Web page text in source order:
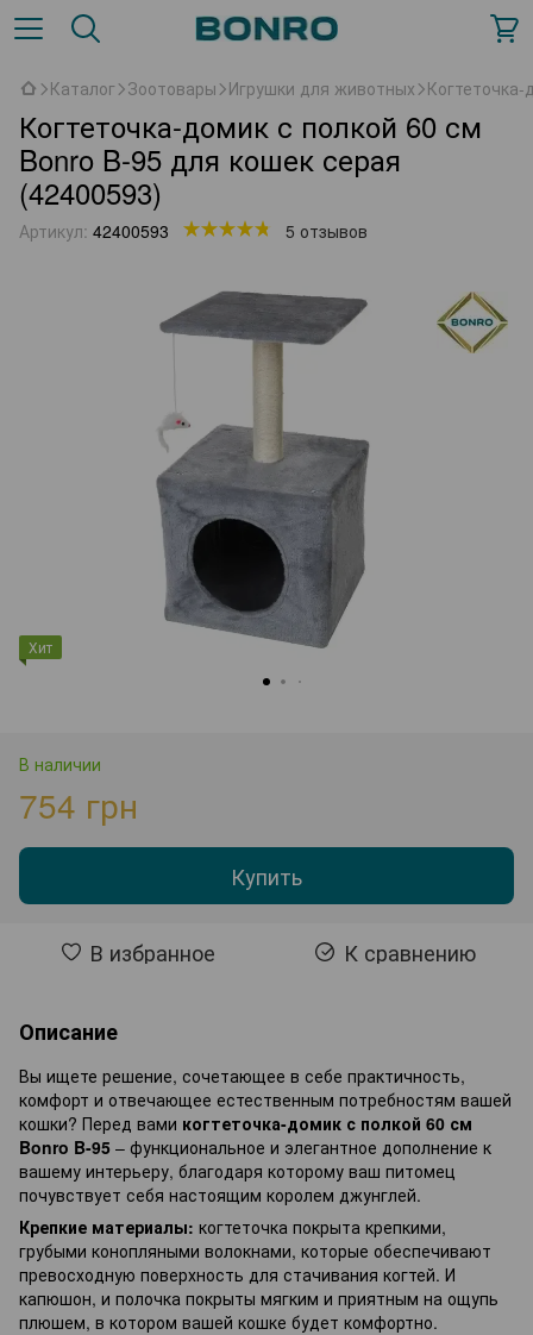
Каталог Зоотовары Игрушки для животных
Когтеточка-домик с полкой 60 см
Bonro B-95 для кошек серая
(42400593)
Артикул: 42400593 5 отзывов
Хит
В наличии
754 грн
Купить
В избранное К сравнению
Описание
Вы ищете решение, сочетающее в себе практичность,
комфорт и отвечающее естественным потребностям вашей
кошки? Перед вами когтеточка-домик с полкой 60 см
Bonro B-95 – функциональное и элегантное дополнение к
вашему интерьеру, благодаря которому ваш питомец
почувствует себя настоящим королем джунглей.
Крепкие материалы: когтеточка покрыта крепкими,
грубыми конопляными волокнами, которые обеспечивают
превосходную поверхность для стачивания когтей. И
капюшон, и полочка покрыты мягким и приятным на ощупь
плюшем, в котором вашей кошке будет комфортно.